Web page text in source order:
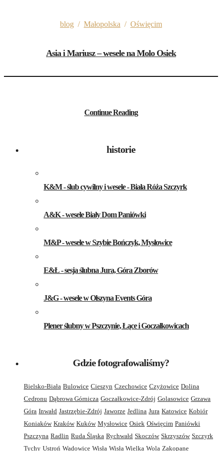
blog / Małopolska / Oświęcim
Asia i Mariusz – wesele na Molo Osiek
Continue Reading
historie
K&M - ślub cywilny i wesele - Biała Róża Szczyrk
A&K - wesele Biały Dom Paniówki
M&P - wesele w Szybie Bończyk, Mysłowice
E&Ł - sesja ślubna Jura, Góra Zborów
J&G - wesele w Olszyna Events Góra
Plener ślubny w Pszczynie, Łące i Goczałkowicach
Gdzie fotografowaliśmy?
Bielsko-Biała Bulowice Cieszyn Czechowice Czyżowice Dolina
Cedronu Dąbrowa Górnicza Goczałkowice-Zdrój Golasowice Grzawa
Góra Inwałd Jastrzębie-Zdrój Jaworze Jedlina Jura Katowice Kobiór
Koniaków Kraków Kuków Mysłowice Osiek Oświęcim Paniówki
Pszczyna Radlin Ruda Śląska Rychwałd Skoczów Skrzyszów Szczyrk
Tychy Ustroń Wadowice Wisła Wisła Wielka Wola Zakopane